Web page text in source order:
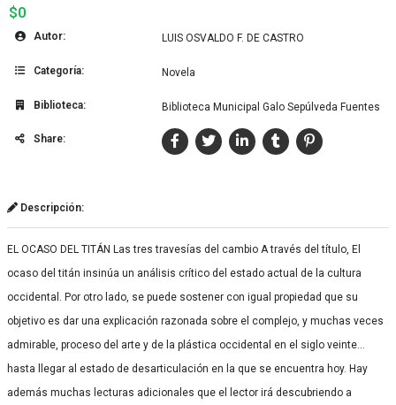
$0
Autor: LUIS OSVALDO F. DE CASTRO
Categoría: Novela
Biblioteca: Biblioteca Municipal Galo Sepúlveda Fuentes
Share:
Descripción:
EL OCASO DEL TITÁN Las tres travesías del cambio A través del título, El
ocaso del titán insinúa un análisis crítico del estado actual de la cultura
occidental. Por otro lado, se puede sostener con igual propiedad que su
objetivo es dar una explicación razonada sobre el complejo, y muchas veces
admirable, proceso del arte y de la plástica occidental en el siglo veinte…
hasta llegar al estado de desarticulación en la que se encuentra hoy. Hay
además muchas lecturas adicionales que el lector irá descubriendo a